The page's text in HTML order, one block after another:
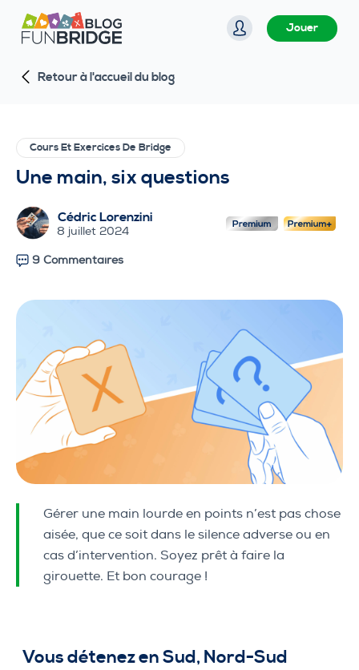
P
a
s
a
c
o
n
e
u
Jouer
Retour à l'accueil du blog
Cours Et Exercices De Bridge
Une main, six questions
Cédric Lorenzini
8 juillet 2024
9 Commentaires
Gérer une main lourde en points n’est pas chose
aisée, que ce soit dans le silence adverse ou en
cas d’intervention. Soyez prêt à faire la
girouette. Et bon courage !
Vous détenez en Sud, Nord-Sud